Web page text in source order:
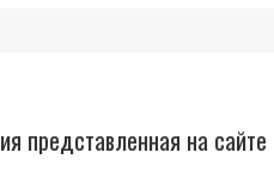
представленная на